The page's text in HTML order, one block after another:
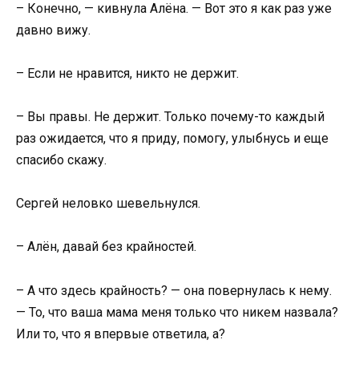
– Конечно, — кивнула Алёна. — Вот это я как раз уже
давно вижу.
– Если не нравится, никто не держит.
– Вы правы. Не держит. Только почему-то каждый
раз ожидается, что я приду, помогу, улыбнусь и еще
спасибо скажу.
Сергей неловко шевельнулся.
– Алён, давай без крайностей.
– А что здесь крайность? — она повернулась к нему.
— То, что ваша мама меня только что никем назвала?
Или то, что я впервые ответила, а?